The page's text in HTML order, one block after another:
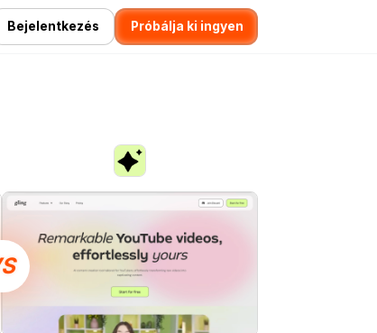
Bejelentkezés Próbálja ki ingyen